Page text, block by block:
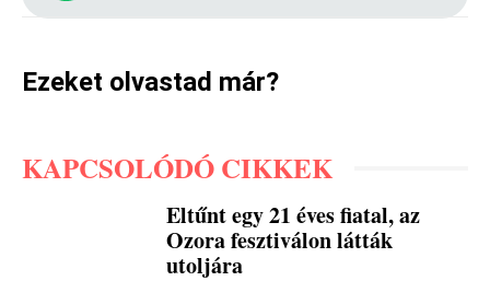
Ezeket olvastad már?
KAPCSOLÓDÓ CIKKEK
Eltűnt egy 21 éves fiatal, az
Ozora fesztiválon látták
utoljára